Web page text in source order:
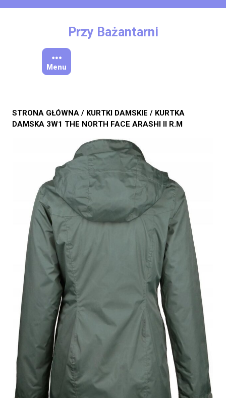
Przy Bażantarni
Menu
STRONA GŁÓWNA / KURTKI DAMSKIE / KURTKA
DAMSKA 3W1 THE NORTH FACE ARASHI II R.M